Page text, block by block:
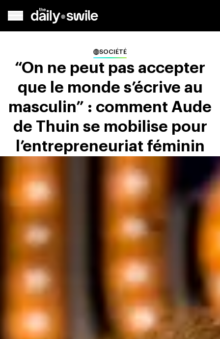
SOCIÉTÉ
“On ne peut pas accepter
que le monde s’écrive au
masculin” : comment Aude
de Thuin se mobilise pour
l’entrepreneuriat féminin